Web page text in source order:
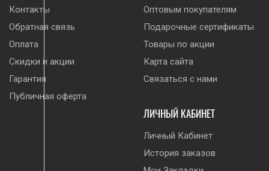
Контакты
Обратная связь
Оплата
Скидки и акции
Гарантия
Публичная оферта
Оптовым покупателям
Подарочные сертификаты
Товары по акции
Карта сайта
Связаться с нами
ЛИЧНЫЙ КАБИНЕТ
Личный Кабинет
История заказов